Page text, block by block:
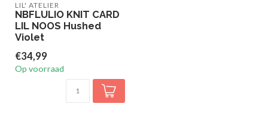
LIL' ATELIER
NBFLULIO KNIT CARD
LIL NOOS Hushed
Violet
€34,99
Op voorraad